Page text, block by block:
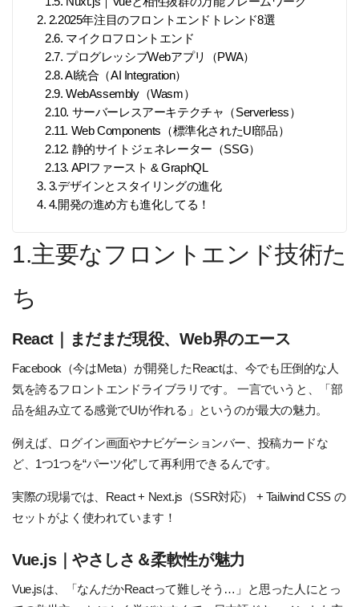
2. 2.2025年注目のフロントエンドトレンド8選
2.6. マイクロフロントエンド
2.7. プログレッシブWebアプリ（PWA）
2.8. AI統合（AI Integration）
2.9. WebAssembly（Wasm）
2.10. サーバーレスアーキテクチャ（Serverless）
2.11. Web Components（標準化されたUI部品）
2.12. 静的サイトジェネレーター（SSG）
2.13. APIファースト & GraphQL
3. 3.デザインとスタイリングの進化
4. 4.開発の進め方も進化してる！
1.主要なフロントエンド技術た
ち
React｜まだまだ現役、Web界のエース
Facebook（今はMeta）が開発したReactは、今でも圧倒的な人
気を誇るフロントエンドライブラリです。 一言でいうと、「部
品を組み立てる感覚でUIが作れる」というのが最大の魅力。
例えば、ログイン画面やナビゲーションバー、投稿カードな
ど、1つ1つを“パーツ化”して再利用できるんです。
実際の現場では、React + Next.js（SSR対応） + Tailwind CSS の
セットがよく使われています！
Vue.js｜やさしさ＆柔軟性が魅力
Vue.jsは、「なんだかReactって難しそう…」と思った人にとっ